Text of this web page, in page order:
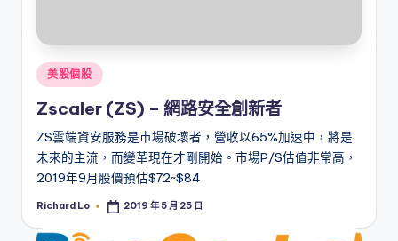
Posted
in
美股個股
Zscaler (ZS) – 網路安全創新者
ZS雲端資安服務是市場破壞者，營收以65%加速中，將是
未來的主流，而變革現在才剛開始。市場P/S估值非常高，
2019年9月股價預估$72~$84
Posted
Richard Lo 2019 年 5 月 25 日